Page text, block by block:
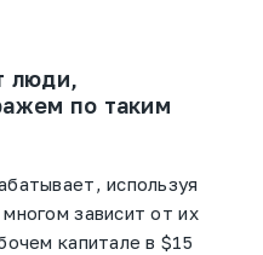
люди,
по таким
используя
зависит от их
капитале в $15